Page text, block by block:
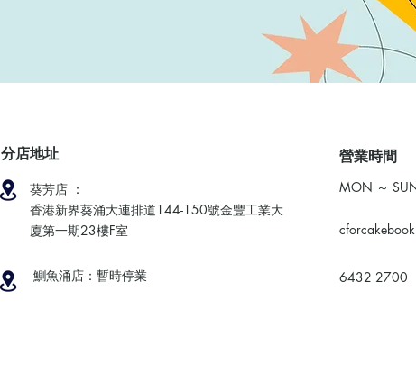
分店地址
葵芳店 ：
香港新界葵涌大連排道144-150號金豐工業大
廈第一期23樓F室
鰂魚涌店：暫時停業
​營業時間
MON ～
6432 2700